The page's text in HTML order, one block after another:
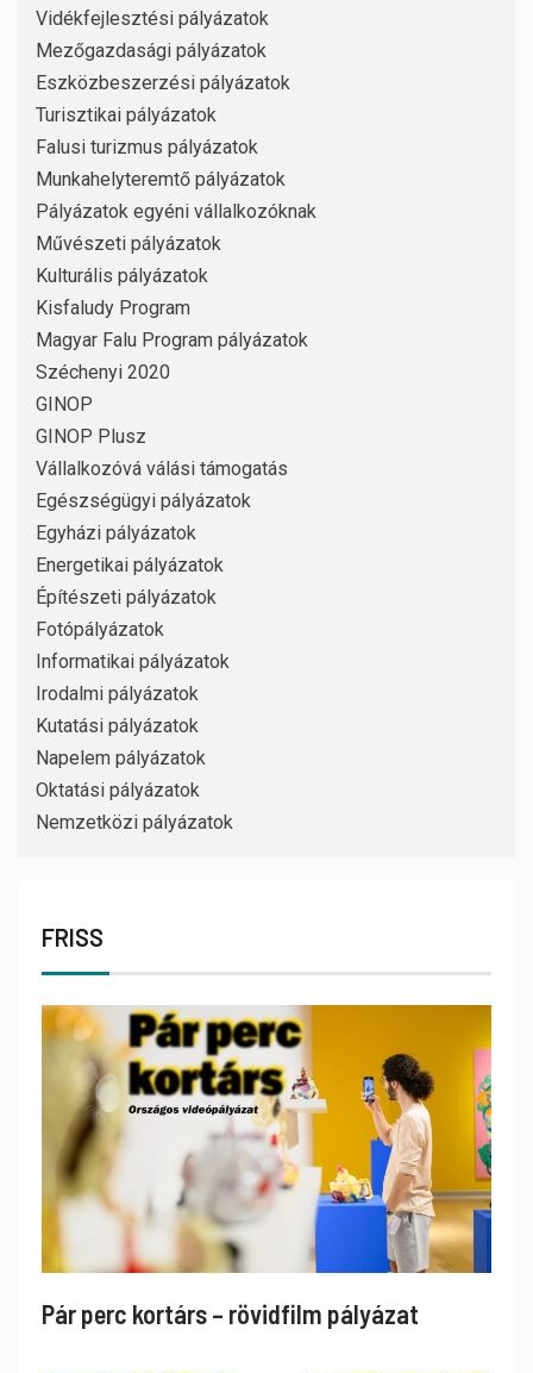
Vidékfejlesztési pályázatok
Mezőgazdasági pályázatok
Eszközbeszerzési pályázatok
Turisztikai pályázatok
Falusi turizmus pályázatok
Munkahelyteremtő pályázatok
Pályázatok egyéni vállalkozóknak
Művészeti pályázatok
Kulturális pályázatok
Kisfaludy Program
Magyar Falu Program pályázatok
Széchenyi 2020
GINOP
GINOP Plusz
Vállalkozóvá válási támogatás
Egészségügyi pályázatok
Egyházi pályázatok
Energetikai pályázatok
Építészeti pályázatok
Fotópályázatok
Informatikai pályázatok
Irodalmi pályázatok
Kutatási pályázatok
Napelem pályázatok
Oktatási pályázatok
Nemzetközi pályázatok
FRISS
Pár perc kortárs – rövidfilm pályázat